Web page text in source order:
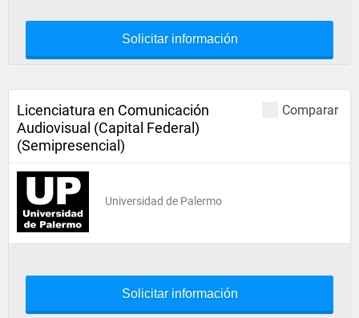
Solicitar información
Comparar
Licenciatura en Comunicación
Audiovisual (Capital Federal)
(Semipresencial)
Universidad de Palermo
Solicitar información